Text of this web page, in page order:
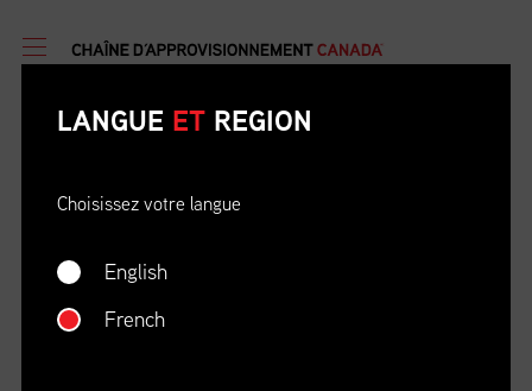
04/22/23
LANGUE ETREGION
Choisissez votre langue
English
French